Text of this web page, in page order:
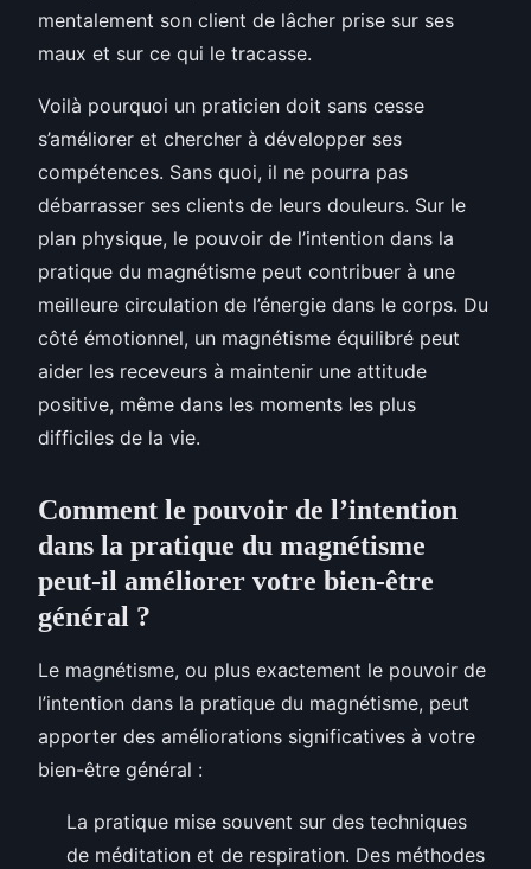
mentalement son client de lâcher prise sur ses
maux et sur ce qui le tracasse.
Voilà pourquoi un praticien doit sans cesse
s’améliorer et chercher à développer ses
compétences. Sans quoi, il ne pourra pas
débarrasser ses clients de leurs douleurs. Sur le
plan physique, le pouvoir de l’intention dans la
pratique du magnétisme peut contribuer à une
meilleure circulation de l’énergie dans le corps. Du
côté émotionnel, un magnétisme équilibré peut
aider les receveurs à maintenir une attitude
positive, même dans les moments les plus
difficiles de la vie.
Comment le pouvoir de l’intention
dans la pratique du magnétisme
peut-il améliorer votre bien-être
général ?
Le magnétisme, ou plus exactement le pouvoir de
l’intention dans la pratique du magnétisme, peut
apporter des améliorations significatives à votre
bien-être général :
La pratique mise souvent sur des techniques
de méditation et de respiration. Des méthodes